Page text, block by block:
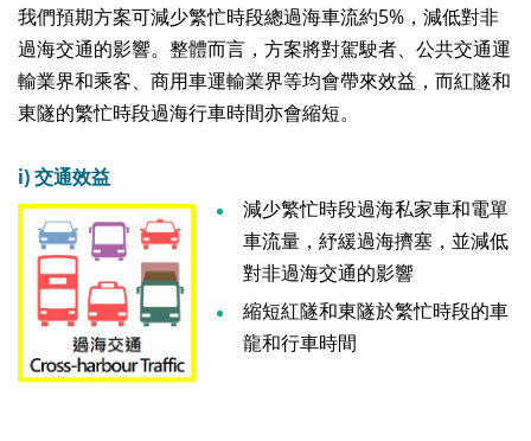
我們預期方案可減少繁忙時段總過海車流約5% ，減低對非
過海交通的影響。整體而言，方案將對駕駛者、公共交通運
輸業界和乘客、商用車運輸業界等均會帶來效益，而紅隧和
東隧的繁忙時段過海行車時間亦會縮短。
i) 交通效益
減少繁忙時段過海私家車和電單
車流量，紓緩過海擠塞，並減低
對非過海交通的影響
縮短紅隧和東隧於繁忙時段的車
龍和行車時間